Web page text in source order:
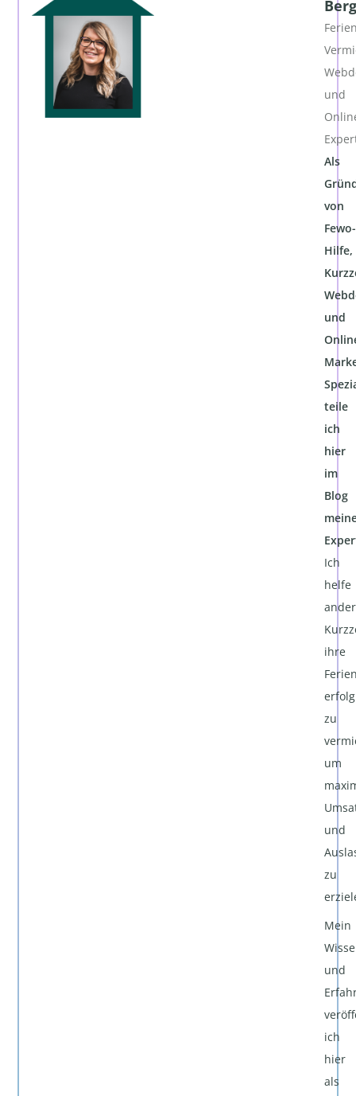
und
Als
von
Fewo-
Hilfe,
und
teile
ich
hier
im
Blog
Ich
helfe
ihre
zu
um
und
zu
Mein
und
ich
hier
als